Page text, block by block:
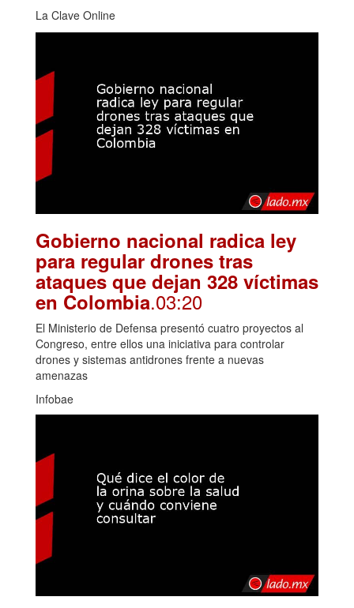
La Clave Online
Gobierno nacional radica ley
para regular drones tras
ataques que dejan 328 víctimas
en Colombia.03:20
El Ministerio de Defensa presentó cuatro proyectos al
Congreso, entre ellos una iniciativa para controlar
drones y sistemas antidrones frente a nuevas
amenazas
Infobae